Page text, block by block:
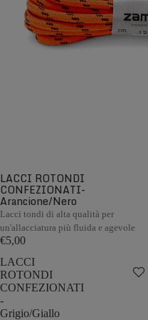
LACCI ROTONDI
CONFEZIONATI-
Arancione/Nero
Lacci tondi di alta qualità per
un'allacciatura più fluida e agevole
€5,00
LACCI
ROTONDI
CONFEZIONATI
-
Grigio/Giallo